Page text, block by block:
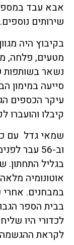
אבא עבד
שירותים נוספים.
בקיבוץ היה
מטעים, פלחה,
נשאר בשותפות
סייעה במימון
עיקר הכספים
קיבלו והועברו
שמאי גדל עם
וב-56 עבר לפנימייה בבית הספר החקלאי
בגליל התחתון.
אוטונומיה
במבחנים. אחרי
בבית הספר
לכדורי היו
לקראת ההגשמה